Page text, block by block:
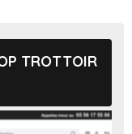
TROTTOIR